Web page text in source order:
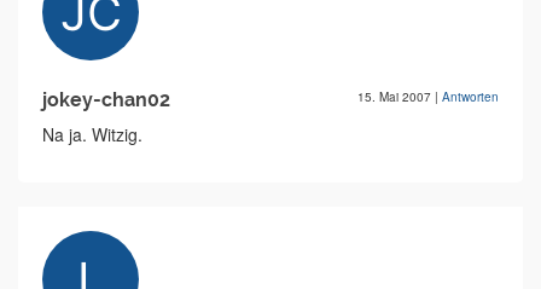
jokey-chan02 15. Mai 2007 | Antworten
Na ja. Witzig.